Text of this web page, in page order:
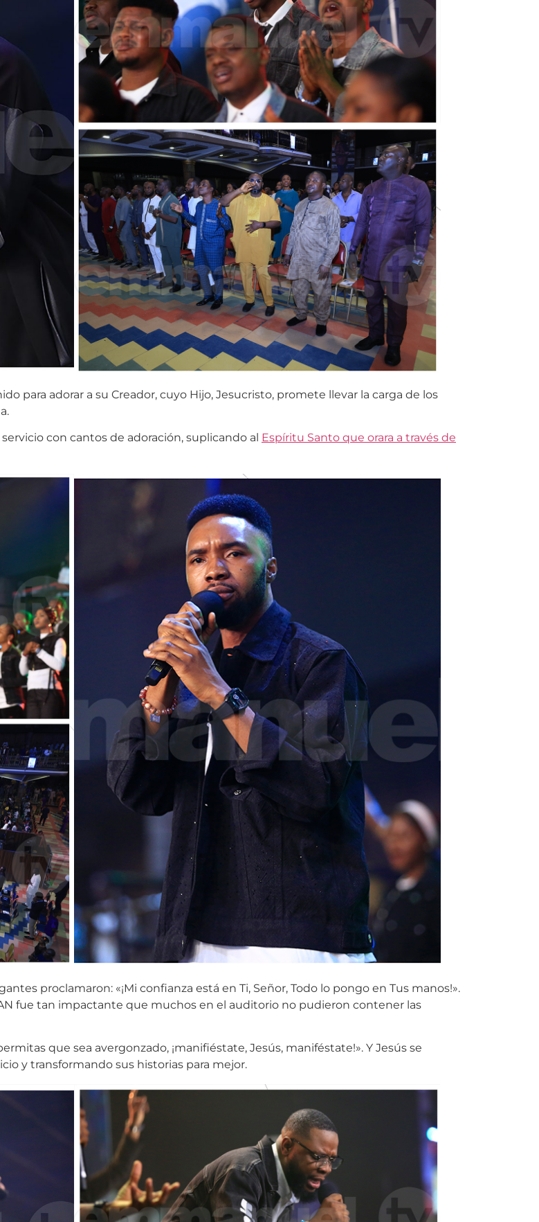
para adorar a su Creador, cuyo Hijo, Jesucristo, promete llevar la carga de los
con cantos de adoración, suplicando al Espíritu Santo que orara a través de
proclamaron: «¡Mi confianza está en Ti, Señor, Todo lo pongo en Tus manos!».
fue tan impactante que muchos en el auditorio no pudieron contener las
que sea avergonzado, ¡manifiéstate, Jesús, maniféstate!». Y Jesús se
y transformando sus historias para mejor.